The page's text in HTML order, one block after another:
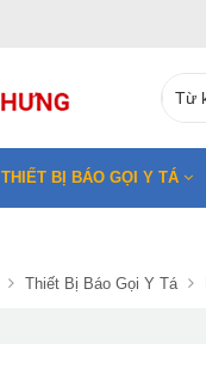
THIẾT BỊ BÁO GỌI Y TÁ
Thiết Bị Báo Gọi Y Tá